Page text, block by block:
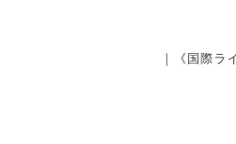
｜《国際ラ